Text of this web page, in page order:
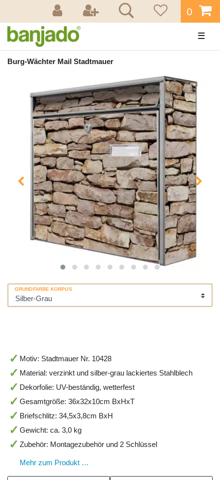
0
☰
Burg-Wächter Mail Stadtmauer
GRUNDFARBE KORPUS
Motiv: Stadtmauer Nr. 10428
Material: verzinkt und silber-grau lackiertes Stahlblech
Dekorfolie: UV-beständig, wetterfest
Gesamtgröße: 36x32x10cm BxHxT
Briefschlitz: 34,5x3,8cm BxH
Gewicht: ca. 3,0 kg
Zubehör: Montagezubehör und 2 Schlüssel
Mehr zum Produkt …